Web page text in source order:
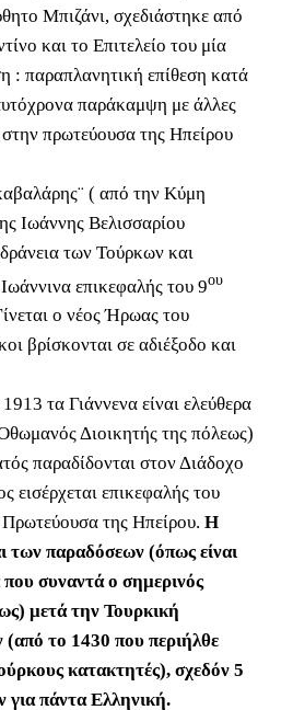
Μπιζάνι, σχεδιάστηκε από
και το Επιτελείο του μία
: παραπλανητική επίθεση κατά
παράκαμψη με άλλες
στην πρωτεύουσα της Ηπείρου
( από την Κύμη
Ιωάννης Βελισσαρίου
των Τούρκων και
επικεφαλής του 9ου
ο νέος Ήρωας του
βρίσκονται σε αδιέξοδο και
τα Γιάννενα είναι ελεύθερα
Διοικητής της πόλεως)
παραδίδονται στον Διάδοχο
εισέρχεται επικεφαλής του
της Ηπείρου. Η
των παραδόσεων (όπως είναι
συναντά ο σημερινός
μετά την Τουρκική
το 1430 που περιήλθε
κατακτητές), σχεδόν 5
για πάντα Ελληνική.